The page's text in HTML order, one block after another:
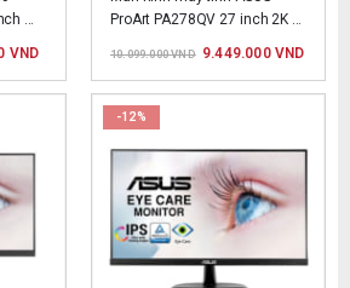
VND.
VNDGiá
tại
là:
5.749.000 VND.
ProArt PA278QV 27 inch 2K
10.099.000VND Giá
là:
10.099.000 VND.
9.449.000VNDGiá
tại
là:
-12%